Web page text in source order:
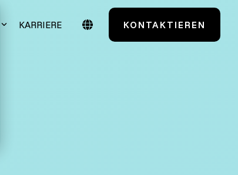
KARRIERE KONTAKTIEREN